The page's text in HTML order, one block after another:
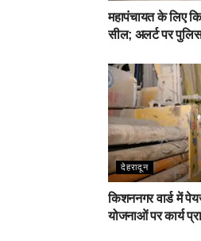
महापंचायत के लिए
सील; अलर्ट पर
देहरादून
किशननगर वार्ड में
योजनाओं पर कार्य